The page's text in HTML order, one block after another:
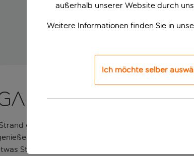
gelegen, dreht sich in diesem Hotel alles
Auch die Altstadt von Antalya, der
Stadtleben erleben möchtest. Dieses Hotel ist
außerhalb unserer Website durch
Weitere Informationen finden Sie in
Ich möchte selber